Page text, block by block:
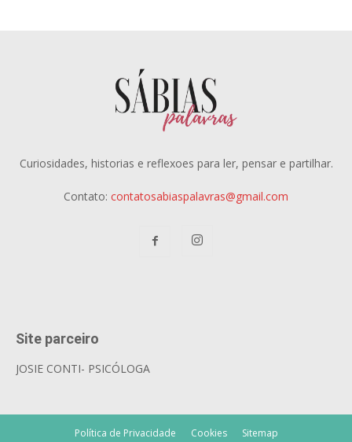
Curiosidades, historias e reflexoes para ler, pensar e partilhar.
Contato: contatosabiaspalavras@gmail.com
Site parceiro
JOSIE CONTI- PSICÓLOGA
Política de Privacidade Cookies Sitemap